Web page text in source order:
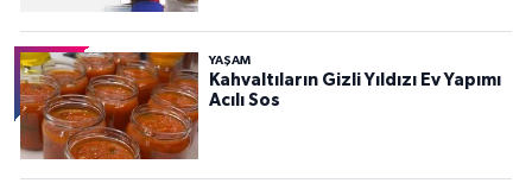
YAŞAM
Kahvaltıların Gizli Yıldızı Ev Yapımı
Acılı Sos